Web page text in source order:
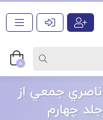
0
ناصري جمعي از
چهارم